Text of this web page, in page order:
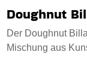
Doughnut
Der Doughnut
Mischung aus